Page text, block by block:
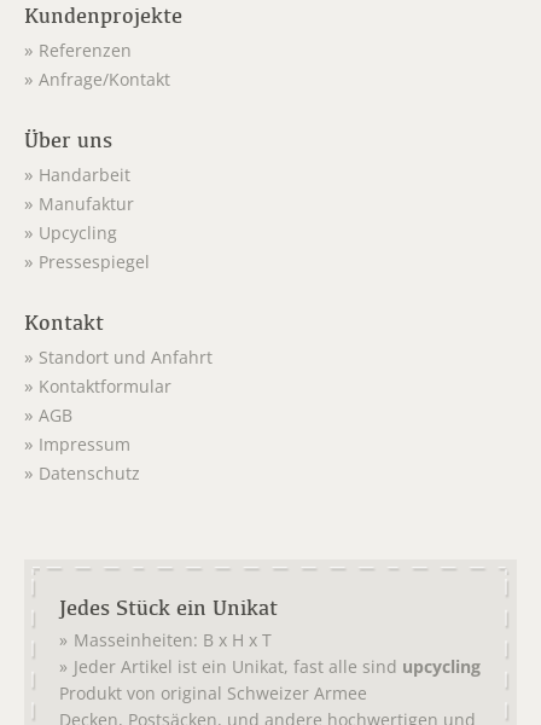
Kundenprojekte
Referenzen
Anfrage/Kontakt
Über uns
Handarbeit
Manufaktur
Upcycling
Pressespiegel
Kontakt
Standort und Anfahrt
Kontaktformular
AGB
Impressum
Datenschutz
Jedes Stück ein Unikat
Masseinheiten: B x H x T
Jeder Artikel ist ein Unikat, fast alle sind upcycling
Produkt von original Schweizer Armee
Decken, Postsäcken, und andere hochwertigen und